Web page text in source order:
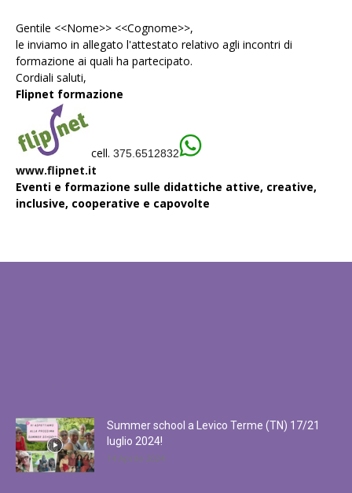
Gentile <<Nome>> <<Cognome>>,
le inviamo in allegato l'attestato relativo agli incontri di
formazione ai quali ha partecipato.
Cordiali saluti,
Flipnet formazione
cell. 375.6512832
www.flipnet.it
Eventi e formazione sulle didattiche attive, creative,
inclusive, cooperative e capovolte
Summer school a Levico Terme (TN) 17/21
luglio 2024!
14 Aprile 2024